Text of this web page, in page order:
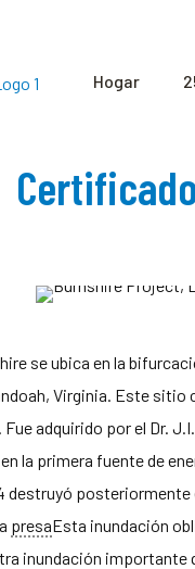
Hogar
se ubica en la
Virginia. Este
Fue adquirido por el Dr.
la primera fuente de
destruyó
presaEsta inundación
inundación